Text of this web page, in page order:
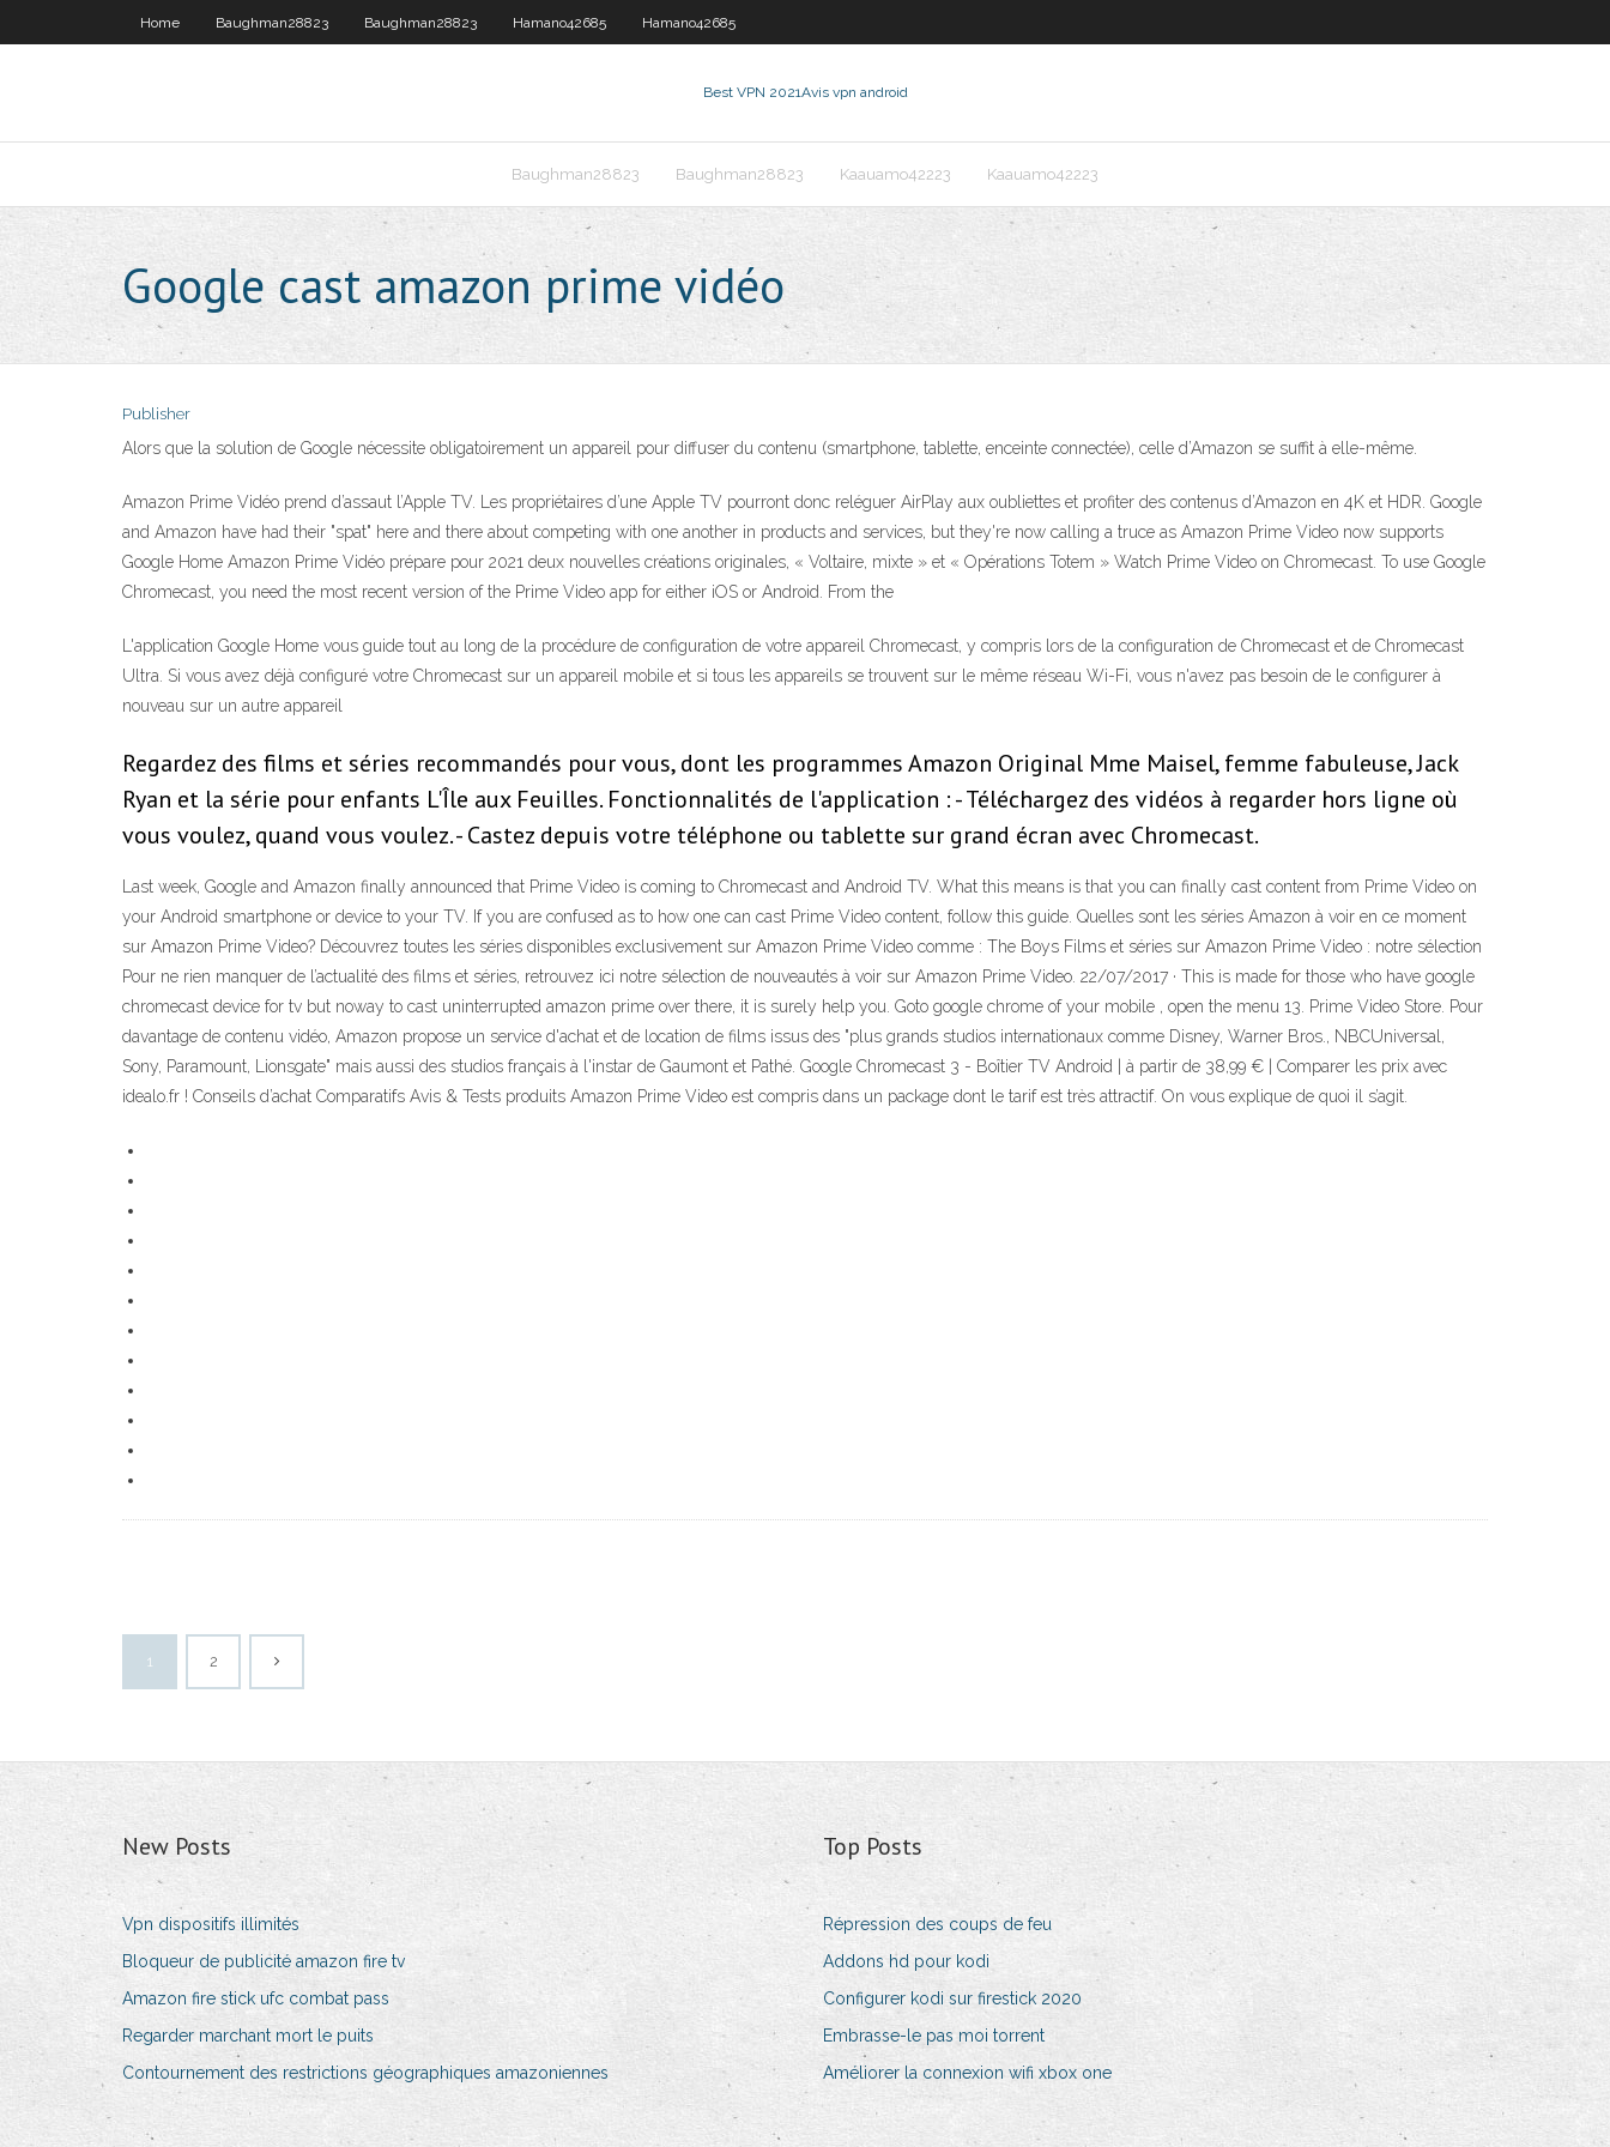
Home Baughman28823 Baughman28823 Hamano42685 Hamano42685
Best VPN 2021Avis vpn android
Baughman28823 Baughman28823 Kaauamo42223 Kaauamo42223
Google cast amazon prime vidéo
Publisher
Alors que la solution de Google nécessite obligatoirement un appareil pour diffuser du contenu (smartphone, tablette, enceinte connectée), celle d’Amazon se suffit à elle-même.
Amazon Prime Vidéo prend d’assaut l’Apple TV. Les propriétaires d’une Apple TV pourront donc reléguer AirPlay aux oubliettes et profiter des contenus d’Amazon en 4K et HDR. Google
and Amazon have had their "spat" here and there about competing with one another in products and services, but they're now calling a truce as Amazon Prime Video now supports
Google Home Amazon Prime Vidéo prépare pour 2021 deux nouvelles créations originales, « Voltaire, mixte » et « Opérations Totem » Watch Prime Video on Chromecast. To use Google
Chromecast, you need the most recent version of the Prime Video app for either iOS or Android. From the
L'application Google Home vous guide tout au long de la procédure de configuration de votre appareil Chromecast, y compris lors de la configuration de Chromecast et de Chromecast
Ultra. Si vous avez déjà configuré votre Chromecast sur un appareil mobile et si tous les appareils se trouvent sur le même réseau Wi-Fi, vous n'avez pas besoin de le configurer à
nouveau sur un autre appareil
Regardez des films et séries recommandés pour vous, dont les programmes Amazon Original Mme Maisel, femme fabuleuse, Jack
Ryan et la série pour enfants L'Île aux Feuilles. Fonctionnalités de l'application : - Téléchargez des vidéos à regarder hors ligne où
vous voulez, quand vous voulez. - Castez depuis votre téléphone ou tablette sur grand écran avec Chromecast.
Last week, Google and Amazon finally announced that Prime Video is coming to Chromecast and Android TV. What this means is that you can finally cast content from Prime Video on
your Android smartphone or device to your TV. If you are confused as to how one can cast Prime Video content, follow this guide. Quelles sont les séries Amazon à voir en ce moment
sur Amazon Prime Video? Découvrez toutes les séries disponibles exclusivement sur Amazon Prime Video comme : The Boys Films et séries sur Amazon Prime Video : notre sélection
Pour ne rien manquer de l’actualité des films et séries, retrouvez ici notre sélection de nouveautés à voir sur Amazon Prime Video. 22/07/2017 · This is made for those who have google
chromecast device for tv but noway to cast uninterrupted amazon prime over there, it is surely help you. Goto google chrome of your mobile , open the menu 13. Prime Video Store. Pour
davantage de contenu vidéo, Amazon propose un service d'achat et de location de films issus des "plus grands studios internationaux comme Disney, Warner Bros., NBCUniversal,
Sony, Paramount, Lionsgate" mais aussi des studios français à l'instar de Gaumont et Pathé. Google Chromecast 3 - Boîtier TV Android | à partir de 38,99 € | Comparer les prix avec
idealo.fr ! Conseils d’achat Comparatifs Avis & Tests produits Amazon Prime Video est compris dans un package dont le tarif est très attractif. On vous explique de quoi il s’agit.
1 2
New Posts
Vpn dispositifs illimités
Bloqueur de publicité amazon fire tv
Amazon fire stick ufc combat pass
Regarder marchant mort le puits
Contournement des restrictions géographiques amazoniennes
Top Posts
Répression des coups de feu
Addons hd pour kodi
Configurer kodi sur firestick 2020
Embrasse-le pas moi torrent
Améliorer la connexion wifi xbox one